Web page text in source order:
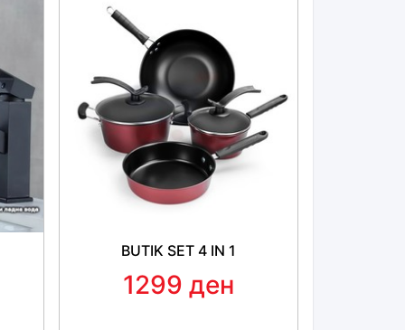
користење на овој производ
се лесно монтажни и се затегаат со
Навлаките се изработени од квалитетен
и се достапни во повеќе бои.
на повеќето мали и средни патнички
со неделлива задна клупа, 60-40, 40-60.
BUTIK SET 4 IN 1
1299 ден